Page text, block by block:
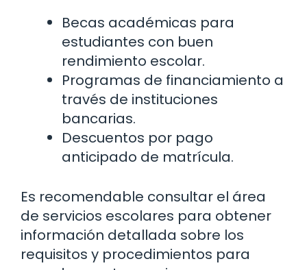
Becas académicas para
estudiantes con buen
rendimiento escolar.
Programas de financiamiento a
través de instituciones
bancarias.
Descuentos por pago
anticipado de matrícula.
Es recomendable consultar el área
de servicios escolares para obtener
información detallada sobre los
requisitos y procedimientos para